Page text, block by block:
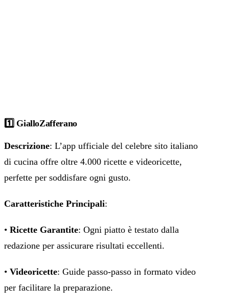
1️⃣ GialloZafferano
Descrizione: L’app ufficiale del celebre sito italiano
di cucina offre oltre 4.000 ricette e videoricette,
perfette per soddisfare ogni gusto.
Caratteristiche Principali:
• Ricette Garantite: Ogni piatto è testato dalla
redazione per assicurare risultati eccellenti.
• Videoricette: Guide passo-passo in formato video
per facilitare la preparazione.